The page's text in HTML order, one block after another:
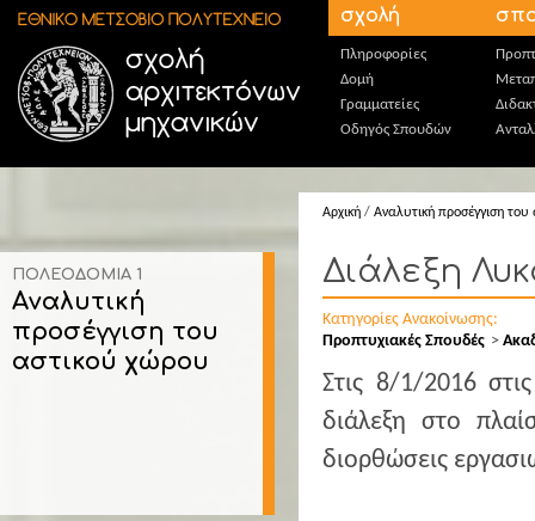
Παράκαμψη προς το κυρίως περιεχόμενο σχολή
Πληροφορίες
Δομή
Γραμματείες
Οδηγός Σπουδών
ΠΟΛΕΟΔΟΜΙΑ 1
Aναλυτική
προσέγγιση του
αστικού χώρου
Αρχική / Aναλυτική προσέγγιση
Διάλεξη
Κατηγορίες Ανακοίνωσης:
Προπτυχιακές Σπουδές
Στις 8/1/2016
διάλεξη στο
διορθώσεις